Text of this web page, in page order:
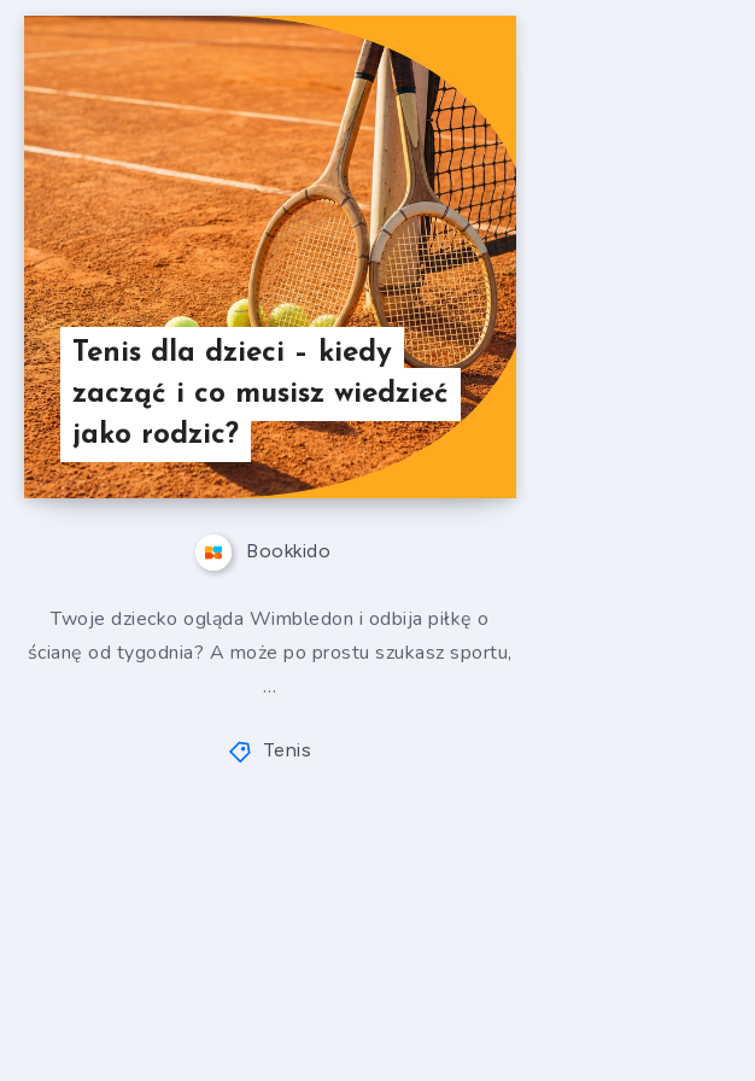
Tenis dla dzieci – kiedy
zacząć i co musisz wiedzieć
jako rodzic?
Bookkido
Twoje dziecko ogląda Wimbledon i odbija piłkę o
ścianę od tygodnia? A może po prostu szukasz sportu,
…
Tenis